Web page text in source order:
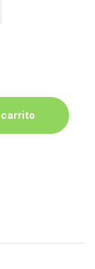
carrito